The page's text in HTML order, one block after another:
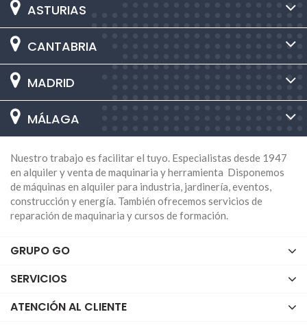
Sierras Circulares:
herramientas versátiles que cortan madera mediante
una hoja circular giratoria. Son ideales para cortes rectos
de mano que permiten cortes curvos y detalles
intrincados en madera. Son útiles para proyectos de
carpintería que requieren cortes precisos y curvados.
desde una superficie plana. Son ideales para cortar
tablones de madera a medida y obtener cortes rectos y
precisos.
Cinceles:Los cinceles son herramientas manuales que
se utilizan para tallar y dar forma a la madera. Vienen en
proyectos de tallado y escultura en madera.
eléctricas que permiten realizar cortes decorativos y
detalles en la madera. Son ampliamente utilizados en la
fabricación de molduras y trabajos de carpintería
ASTURIAS
CANTABRIA
MADRID
MÁLAGA
Nuestro trabajo es facilitar el tuyo. Especialistas desde 1947
en alquiler y venta de maquinaria y herramienta Disponemos
de máquinas en alquiler para industria, jardinería, eventos,
construcción y energía. También ofrecemos servicios de
reparación de maquinaria y cursos de formación.
GRUPO GO
SERVICIOS
ATENCIÓN AL CLIENTE